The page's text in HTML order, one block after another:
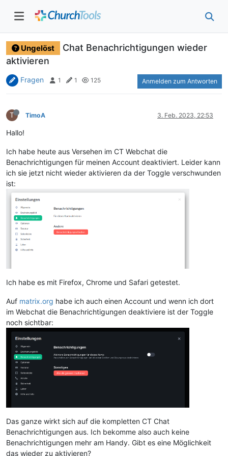
Ungelöst
Chat Benachrichtigungen wieder
aktivieren
Fragen 1 1 125 Anmelden zum Antworten
T TimoA 3. Feb. 2023, 22:53
Hallo!
Ich habe heute aus Versehen im CT Webchat die
Benachrichtigungen für meinen Account deaktiviert. Leider kann
ich sie jetzt nicht wieder aktivieren da der Toggle verschwunden
ist:
Ich habe es mit Firefox, Chrome und Safari getestet.
Auf matrix.org habe ich auch einen Account und wenn ich dort
im Webchat die Benachrichtigungen deaktiviere ist der Toggle
noch sichtbar:
Das ganze wirkt sich auf die kompletten CT Chat
Benachrichtigungen aus. Ich bekomme also auch keine
Benachrichtigungen mehr am Handy. Gibt es eine Möglichkeit
das wieder zu aktivieren?